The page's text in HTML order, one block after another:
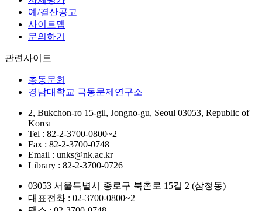
예/결산공고
사이트맵
문의하기
관련사이트
총동문회
경남대학교 극동문제연구소
2, Bukchon-ro 15-gil, Jongno-gu, Seoul 03053, Republic of
Korea
Tel : 82-2-3700-0800~2
Fax : 82-2-3700-0748
Email : unks@nk.ac.kr
Library : 82-2-3700-0726
03053 서울특별시 종로구 북촌로 15길 2 (삼청동)
대표전화 : 02-3700-0800~2